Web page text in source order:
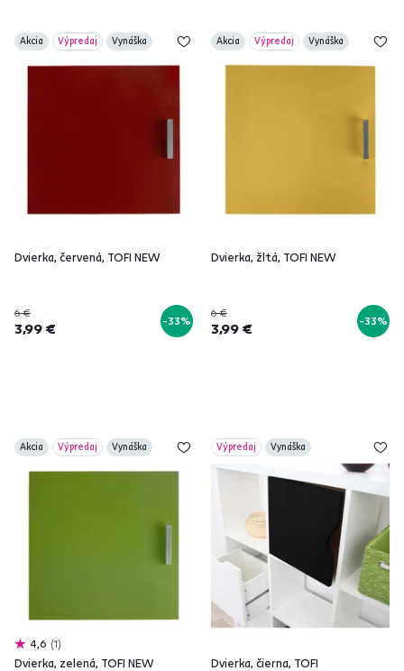
Akcia Výpredaj Vynáška
Dvierka, červená, TOFI NEW
6 €
3,99 € -33%
Akcia Výpredaj Vynáška
Dvierka, žltá, TOFI NEW
6 €
3,99 € -33%
Akcia Výpredaj Vynáška
4,6 1
Dvierka, zelená, TOFI NEW
Výpredaj Vynáška
Dvierka, čierna, TOFI